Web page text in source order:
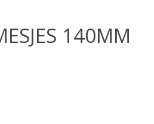
140MM